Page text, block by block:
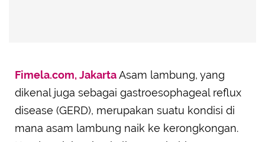
Fimela.com, JakartaAsam lambung, yang
dikenal juga sebagai gastroesophageal reflux
disease (GERD), merupakan suatu kondisi di
mana asam lambung naik ke kerongkongan.